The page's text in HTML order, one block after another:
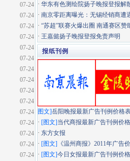
· 华东有色测绘院扬子晚报登报解
· 南京零距离曝光：无锡经销商遭
· “苏超”联赛火爆出圈 南通赛区赞
· 王嘉懿扬子晚报登报免责声明
报纸刊例
图文]岳阳晚报最新广告刊例价格
· [图文]当代商报最新广告刊例价
· 东方女报
· [图文] 《温州商报》2011年广告
· [图文]今日女报最新广告刊例价
07-24
07-24
07-24
07-24
07-24
07-24
07-24
07-24
07-24
07-24
07-24
07-24
07-24
07-24
07-24